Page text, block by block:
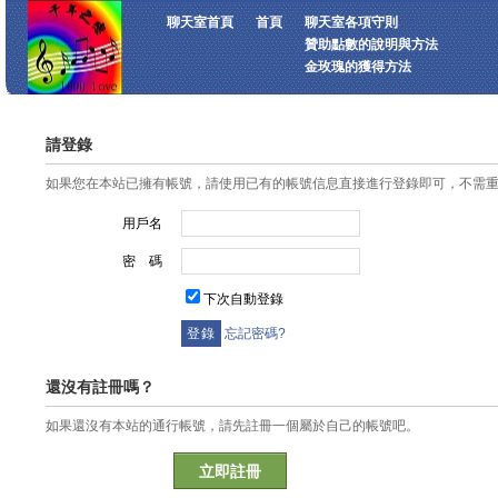
聊天室首頁 首頁
聊天室各項守則
贊助點數的說明與方法
金玫瑰的獲得方法
請登錄
如果您在本站已擁有帳號，請使用已有的帳號信息直接進行登錄即可，不需
用戶名
密 碼
下次自動登錄
忘記密碼?
還沒有註冊嗎？
如果還沒有本站的通行帳號，請先註冊一個屬於自己的帳號吧。
立即註冊